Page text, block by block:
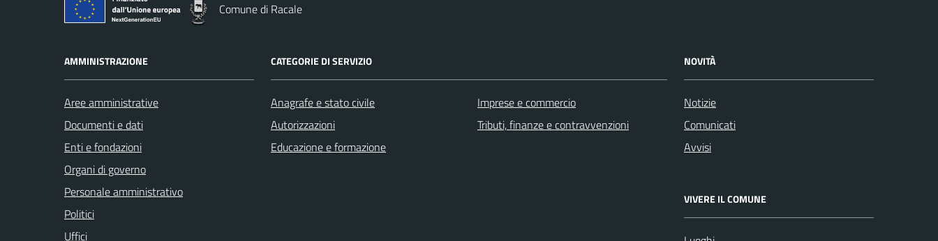
Comune di Racale
AMMINISTRAZIONE
Aree amministrative
Documenti e dati
Enti e fondazioni
Organi di governo
Personale amministrativo
Politici
Uffici
CATEGORIE DI SERVIZIO
Anagrafe e stato civile
Autorizzazioni
Educazione e formazione
Imprese e commercio
Tributi, finanze e contravvenzioni
NOVITÀ
Notizie
Comunicati
Avvisi
VIVERE IL COMUNE